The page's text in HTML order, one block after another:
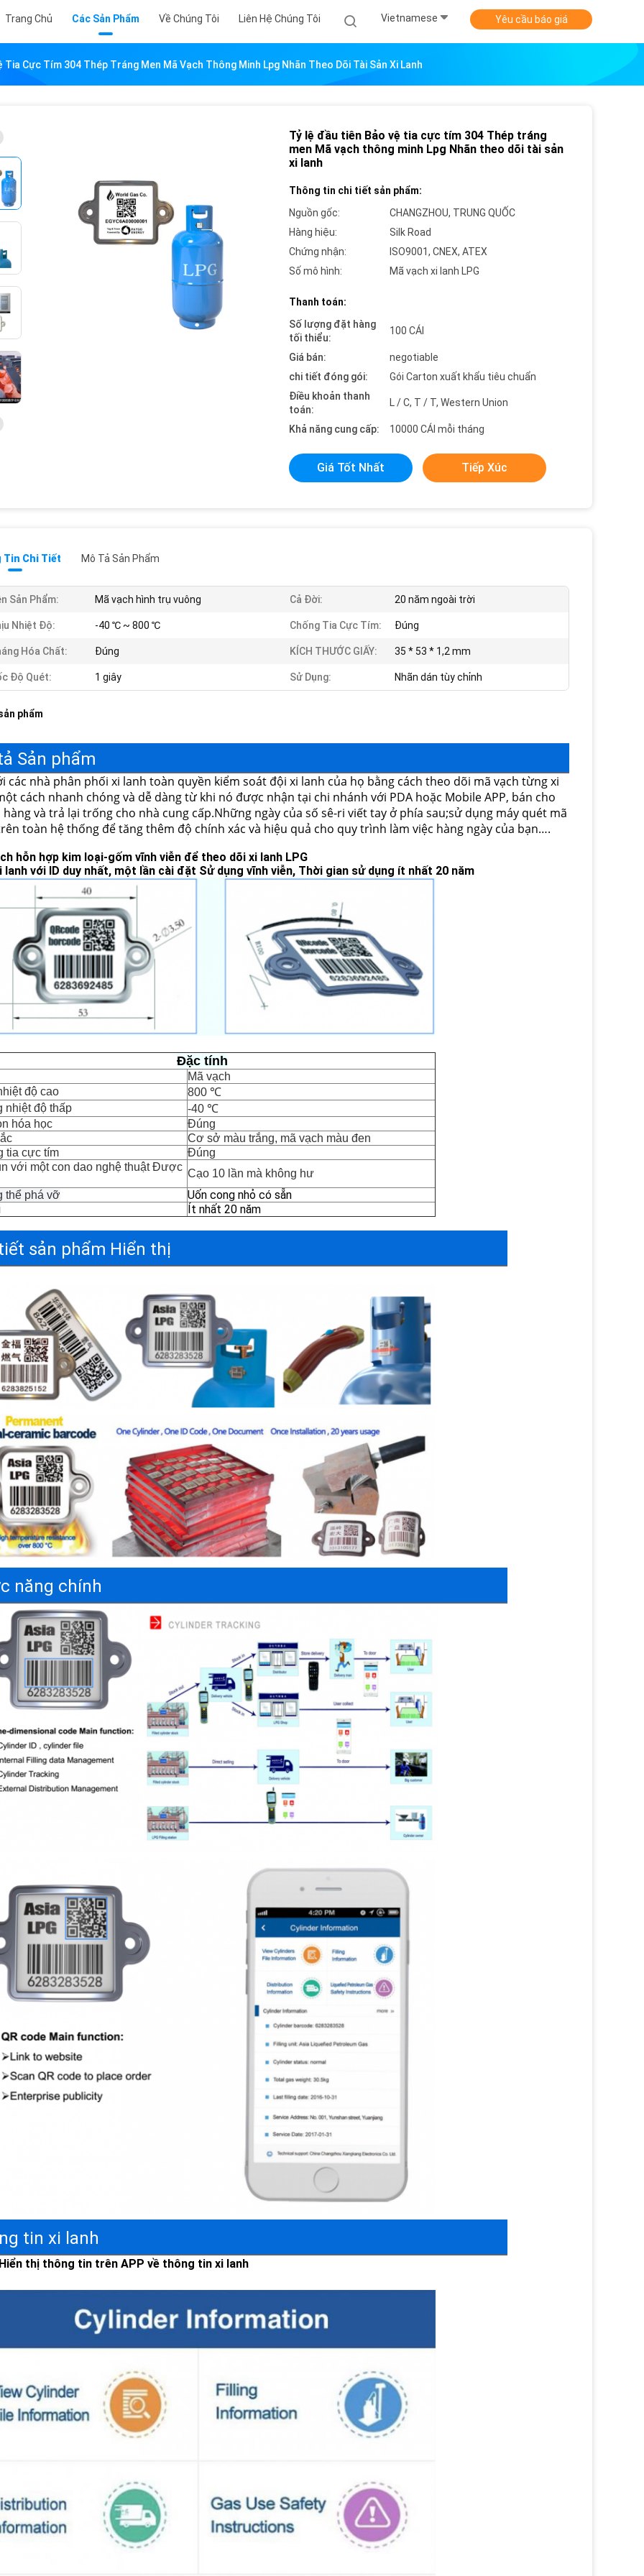
Trang Chủ Các Sản Phẩm Về Chúng Tôi Liên Hệ Chúng Tôi Vietnamese Yêu cầu báo giá
Tia Cực Tím 304 Thép Tráng Men Mã Vạch Thông Minh Lpg Nhãn Theo Dõi Tài Sản Xi Lanh
Tỷ lệ đầu tiên Bảo vệ tia cực tím 304 Thép tráng
men Mã vạch thông minh Lpg Nhãn theo dõi tài sản
xi lanh
Thông tin chi tiết sản phẩm:
Nguồn gốc:
CHANGZHOU, TRUNG QUỐC
Hàng hiệu:
Silk Road
Chứng nhận:
ISO9001, CNEX, ATEX
Số mô hình:
Mã vạch xi lanh LPG
Thanh toán:
Số lượng đặt hàng
tối thiểu:
100 CÁI
Giá bán:
negotiable
chi tiết đóng gói:
Gói Carton xuất khẩu tiêu chuẩn
Điều khoản thanh
toán:
L / C, T / T, Western Union
Khả năng cung cấp: 10000 CÁI mỗi tháng
Giá Tốt Nhất Tiếp Xúc
Tin Chi Tiết Mô Tả Sản Phẩm
Sản Phẩm: Mã vạch hình trụ vuông Cả Đời: 20 năm ngoài trời
Nhiệt Độ: -40 ℃ ~ 800 ℃ Chống Tia Cực Tím: Đúng
Hóa Chất: Đúng KÍCH THƯỚC GIẤY: 35 * 53 * 1,2 mm
Độ Quét: 1 giây Sử Dụng: Nhãn dán tùy chỉnh
phẩm
Sản phẩm
các nhà phân phối xi lanh toàn quyền kiểm soát đội xi lanh của họ bằng cách theo dõi mã vạch từng xi
cách nhanh chóng và dễ dàng từ khi nó được nhận tại chi nhánh với PDA hoặc Mobile APP, bán cho
hàng và trả lại trống cho nhà cung cấp.Những ngày của số sê-ri viết tay ở phía sau;sử dụng máy quét mã
toàn hệ thống để tăng thêm độ chính xác và hiệu quả cho quy trình làm việc hàng ngày của bạn….
hỗn hợp kim loại-gốm vĩnh viễn để theo dõi xi lanh LPG
lanh với ID duy nhất, một lần cài đặt Sử dụng vĩnh viễn, Thời gian sử dụng ít nhất 20 năm
Đặc tính
Mã vạch
độ cao
800 ℃
nhiệt độ thấp
-40 ℃
hóa học
Đúng
Cơ sở màu trắng, mã vạch màu đen
tia cực tím
Đúng
với một con dao nghệ thuật Được
Cạo 10 lần mà không hư
thể phá vỡ
Uốn cong nhỏ có sẵn
Ít nhất 20 năm
sản phẩm Hiển thị
năng chính
tin xi lanh
thị thông tin trên APP về thông tin xi lanh